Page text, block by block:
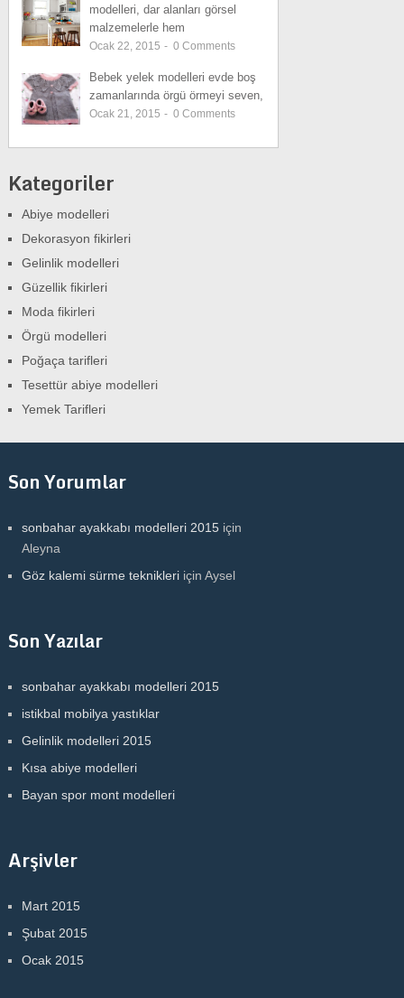
modelleri, dar alanları görsel
malzemelerle hem
Ocak 22, 2015 - 0 Comments
Bebek yelek modelleri evde boş
zamanlarında örgü örmeyi seven,
Ocak 21, 2015 - 0 Comments
Kategoriler
Abiye modelleri
Dekorasyon fikirleri
Gelinlik modelleri
Güzellik fikirleri
Moda fikirleri
Örgü modelleri
Poğaça tarifleri
Tesettür abiye modelleri
Yemek Tarifleri
Son Yorumlar
sonbahar ayakkabı modelleri 2015için
Aleyna
Göz kalemi sürme teknikleriiçin Aysel
Son Yazılar
sonbahar ayakkabı modelleri 2015
istikbal mobilya yastıklar
Gelinlik modelleri 2015
Kısa abiye modelleri
Bayan spor mont modelleri
Arşivler
Mart 2015
Şubat 2015
Ocak 2015